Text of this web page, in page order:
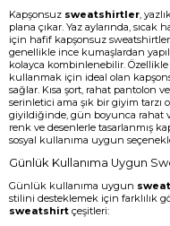
Kapşonsuz sweatshirtler,
plana çıkar. Yaz aylarında,
için hafif kapşonsuz
genellikle ince kumaşlardan
kolayca kombinlenebilir.
kullanmak için ideal olan
sağlar. Kısa şort, rahat pantolon
serinletici ama şık bir giyim tarzı
giyildiğinde, gün boyunca rahat
renk ve desenlerle tasarlanmış
sosyal kullanıma uygun
Günlük Kullanıma Uygun
Günlük kullanıma uygun
stilini desteklemek için farklılık
sweatshirt çeşitleri: